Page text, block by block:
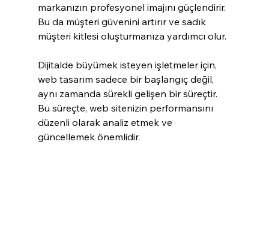
markanızın profesyonel imajını güçlendirir.
Bu da müşteri güvenini artırır ve sadık
müşteri kitlesi oluşturmanıza yardımcı olur.
Dijitalde büyümek isteyen işletmeler için,
web tasarım sadece bir başlangıç değil,
aynı zamanda sürekli gelişen bir süreçtir.
Bu süreçte, web sitenizin performansını
düzenli olarak analiz etmek ve
güncellemek önemlidir.